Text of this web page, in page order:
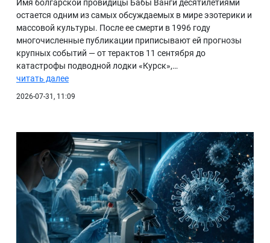
Имя болгарской провидицы Бабы Ванги десятилетиями
остается одним из самых обсуждаемых в мире эзотерики и
массовой культуры. После ее смерти в 1996 году
многочисленные публикации приписывают ей прогнозы
крупных событий — от терактов 11 сентября до
катастрофы подводной лодки «Курск»,…
читать далее
2026-07-31, 11:09